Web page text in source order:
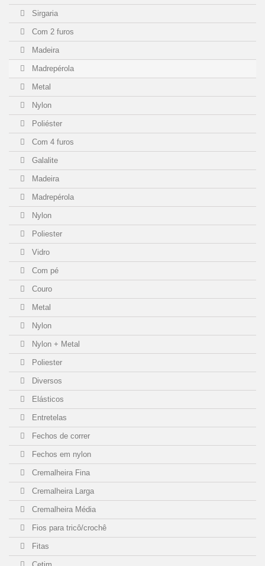
N2080(1)
N2081(1)
B2510(1)
T1910 (1)
C5050(1)
C5051(1)
X0850 (1)
X0851(1)
M6855C(1)
M6856C(1)
M6850T(1)
M6851T (1)
Sirgaria
Com 2 furos
Madeira
Madrepérola
Metal
Nylon
Poliéster
Com 4 furos
Galalite
Madeira
Madrepérola
Nylon
Poliester
Vidro
Com pé
Couro
Metal
Nylon
Nylon + Metal
Poliester
Diversos
Elásticos
Entretelas
Fechos de correr
Fechos em nylon
Cremalheira Fina
Cremalheira Larga
Cremalheira Média
Fios para tricô/crochê
Fitas